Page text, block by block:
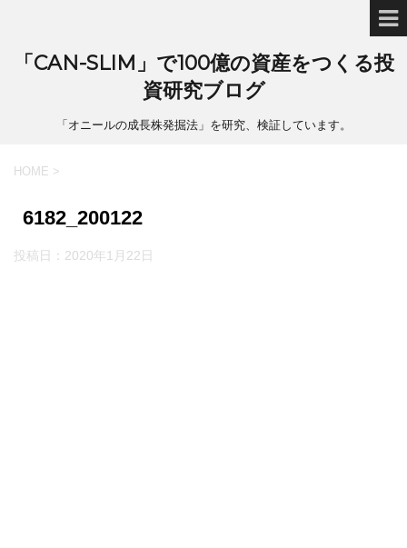
「CAN-SLIM」で100億の資産をつくる投
資研究ブログ
「オニールの成長株発掘法」を研究、検証しています。
HOME >
6182_200122
投稿日： 2020年1月22日